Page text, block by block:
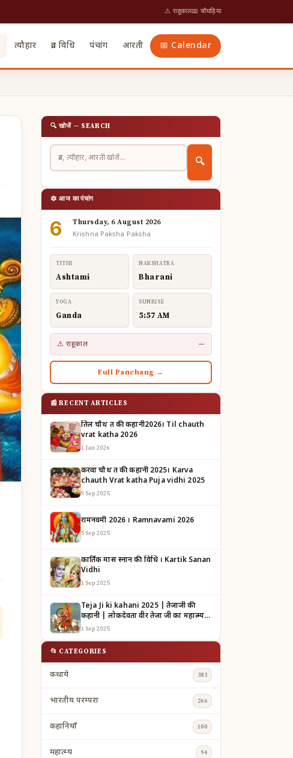
⚠ राहूकाल📅 चौघड़िया
त्यौहार व्रत विधि पंचांग आरती 📅 Calendar
🔍 खोजें — SEARCH
🔍
🔯 आज का पंचांग
6 Thursday, 6 August 2026
Krishna Paksha Paksha
TITHI
Ashtami
NAKSHATRA
Bharani
YOGA
Ganda
SUNRISE
5:57 AM
⚠ राहूकाल —
Full Panchang →
📰 RECENT ARTICLES
तिल चौथ व्रत की कहानी2026। Til chauth
vrat katha 2026
1 Jan 2026
करवा चौथ व्रत की कहानी 2025। Karva
chauth Vrat katha Puja vidhi 2025
9 Sep 2025
रामनवमी 2026 । Ramnavami 2026
5 Sep 2025
कार्तिक मास स्नान की विधि । Kartik Sanan
Vidhi
1 Sep 2025
Teja Ji ki kahani 2025 | तेजाजी की
कहानी | लोकदेवता वीर तेजा जी का महात्म्य |
TEJAJI KI KAHANI
1 Sep 2025
📂 CATEGORIES
कथाये 383
भारतीय परम्परा 266
कहानियाँ 100
महात्म्य 94